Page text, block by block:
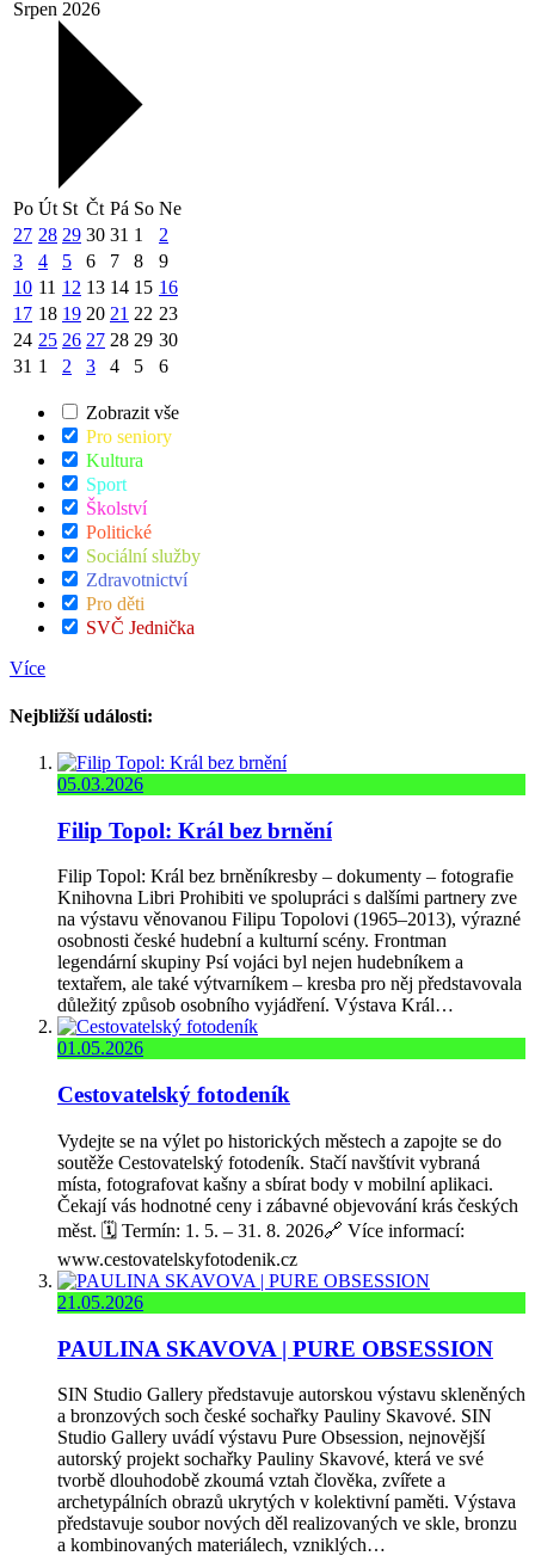
Srpen 2026
Po Út St Čt Pá So Ne
27 28 29 30 31 1
2
3
4 5 6 7 8
9
10 11 12 13 14 15 16
17 18 19 20 21 22 23
24 25 26 27 28 29 30
31 1 2 3 4 5 6
Zobrazit vše
Pro seniory
Kultura
Sport
Školství
Politické
Sociální služby
Zdravotnictví
Pro děti
SVČ Jednička
Více
Nejbližší události:
05.03.2026
Filip Topol: Král bez brnění
Filip Topol: Král bez brněníkresby – dokumenty – fotografie
Knihovna Libri Prohibiti ve spolupráci s dalšími partnery zve
na výstavu věnovanou Filipu Topolovi (1965–2013), výrazné
osobnosti české hudební a kulturní scény. Frontman
legendární skupiny Psí vojáci byl nejen hudebníkem a
textařem, ale také výtvarníkem – kresba pro něj představovala
důležitý způsob osobního vyjádření. Výstava Král…
01.05.2026
Cestovatelský fotodeník
Vydejte se na výlet po historických městech a zapojte se do
soutěže Cestovatelský fotodeník. Stačí navštívit vybraná
místa, fotografovat kašny a sbírat body v mobilní aplikaci.
Čekají vás hodnotné ceny i zábavné objevování krás českých
měst. 🗓️ Termín: 1. 5. – 31. 8. 2026🔗 Více informací:
www.cestovatelskyfotodenik.cz
21.05.2026
PAULINA SKAVOVA | PURE OBSESSION
SIN Studio Gallery představuje autorskou výstavu skleněných
a bronzových soch české sochařky Pauliny Skavové. SIN
Studio Gallery uvádí výstavu Pure Obsession, nejnovější
autorský projekt sochařky Pauliny Skavové, která ve své
tvorbě dlouhodobě zkoumá vztah člověka, zvířete a
archetypálních obrazů ukrytých v kolektivní paměti. Výstava
představuje soubor nových děl realizovaných ve skle, bronzu
a kombinovaných materiálech, vzniklých…